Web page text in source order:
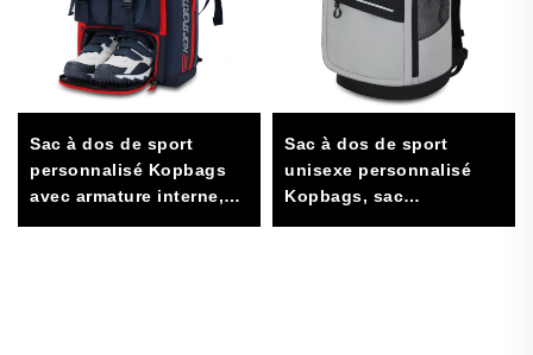
Sac à dos de sport
personnalisé Kopbags
avec armature interne,
doublure en nylon et
Sac à dos de sport
unisexe personnalisé
Kopbags, sac
professionnel pour